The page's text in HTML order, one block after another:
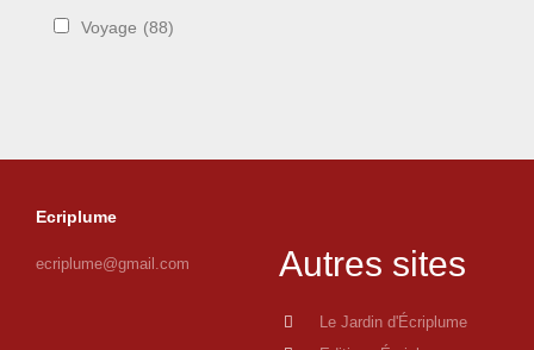
Voyage (88)
Ecriplume
ecriplume@gmail.com Autres sites
Le Jardin d'Écriplume